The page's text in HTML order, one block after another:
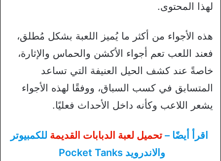
لهذا المحتوى.
هذه الأجواء من أكثر ما يُميز اللعبة بشكل مُطلق،
فعند اللعب تعم أجواء الأكشن والحماس والإثارة،
خاصةً عند كشف الحيل العنيفة التي تساعد
المتسابق في كسب السباق، ووفقًا لهذه الأجواء
يشعر اللاعب وكأنه داخل الأحداث فعليًا.
اقرأ أيضًا – تحميل لعبة الدبابات القديمة للكمبيوتر
والاندرويد Pocket Tanks